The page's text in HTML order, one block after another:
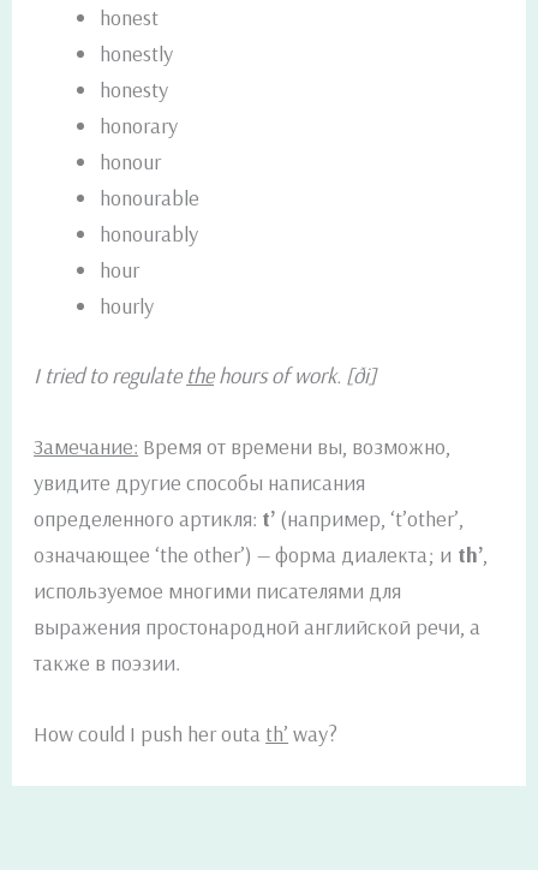
honest
honestly
honesty
honorary
honour
honourable
honourably
hour
hourly
I tried to regulate thehours of work. [ði]
Замечание: Время от времени вы, возможно,
увидите другие способы написания
определенного артикля: t’ (например, ‘t’other’,
означающее ‘the other’) — форма диалекта; и th’,
используемое многими писателями для
выражения простонародной английской речи, а
также в поэзии.
How could I push her outa th’ way?